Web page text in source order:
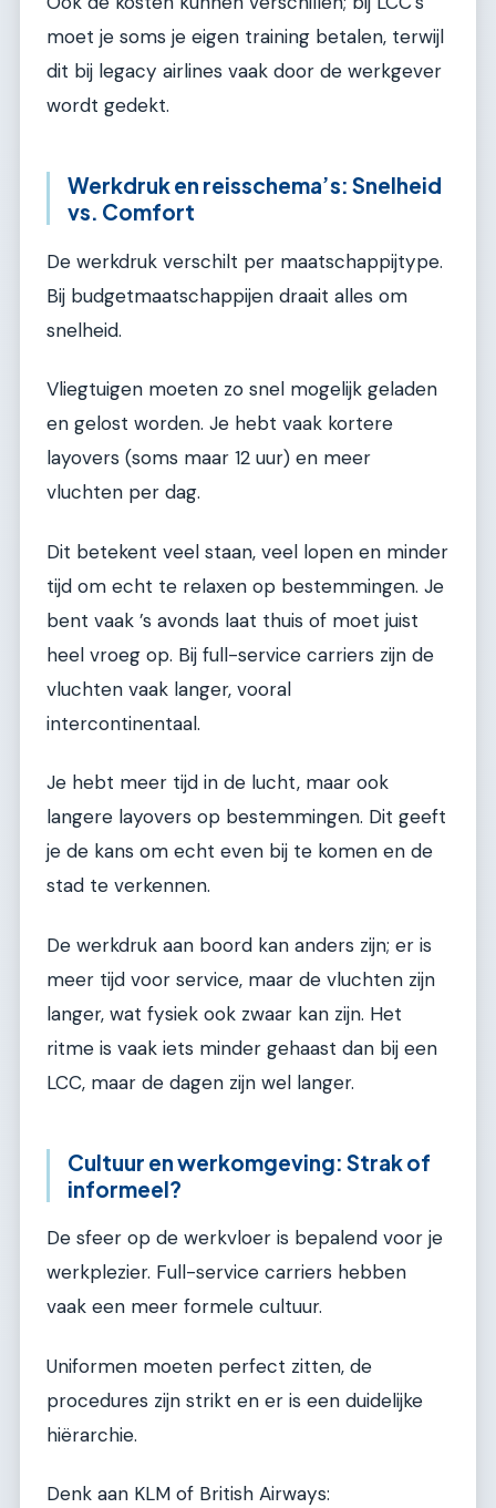
moet je soms je eigen training betalen, terwijl
dit bij legacy airlines vaak door de werkgever
wordt gedekt.
Werkdruk en reisschema’s: Snelheid
vs. Comfort
De werkdruk verschilt per maatschappijtype.
Bij budgetmaatschappijen draait alles om
snelheid.
Vliegtuigen moeten zo snel mogelijk geladen
en gelost worden. Je hebt vaak kortere
layovers (soms maar 12 uur) en meer
vluchten per dag.
Dit betekent veel staan, veel lopen en minder
tijd om echt te relaxen op bestemmingen. Je
bent vaak ’s avonds laat thuis of moet juist
heel vroeg op. Bij full-service carriers zijn de
vluchten vaak langer, vooral
intercontinentaal.
Je hebt meer tijd in de lucht, maar ook
langere layovers op bestemmingen. Dit geeft
je de kans om echt even bij te komen en de
stad te verkennen.
De werkdruk aan boord kan anders zijn; er is
meer tijd voor service, maar de vluchten zijn
langer, wat fysiek ook zwaar kan zijn. Het
ritme is vaak iets minder gehaast dan bij een
LCC, maar de dagen zijn wel langer.
Cultuur en werkomgeving: Strak of
informeel?
De sfeer op de werkvloer is bepalend voor je
werkplezier. Full-service carriers hebben
vaak een meer formele cultuur.
Uniformen moeten perfect zitten, de
procedures zijn strikt en er is een duidelijke
hiërarchie.
Denk aan KLM of British Airways: